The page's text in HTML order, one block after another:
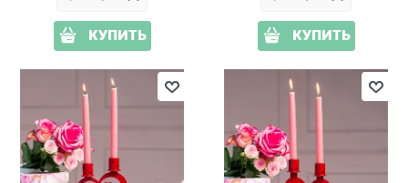
КУПИТЬ КУПИТЬ